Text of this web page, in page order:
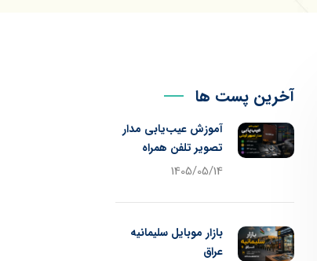
آخرین پست ها
آموزش عیب‌یابی مدار
تصویر تلفن همراه
1405/05/14
بازار موبایل سلیمانیه
عراق